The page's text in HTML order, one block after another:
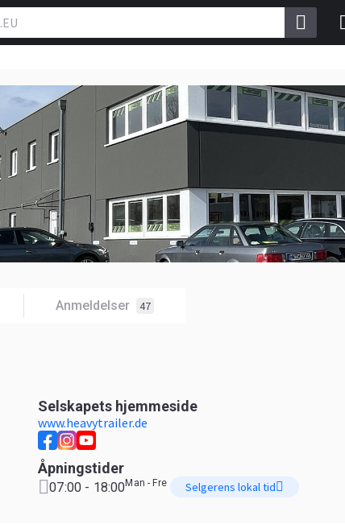
Anmeldelser 47
Selskapets hjemmeside
www.heavytrailer.de
Åpningstider
07:00 - 18:00Man - Fre Selgerens lokal tid